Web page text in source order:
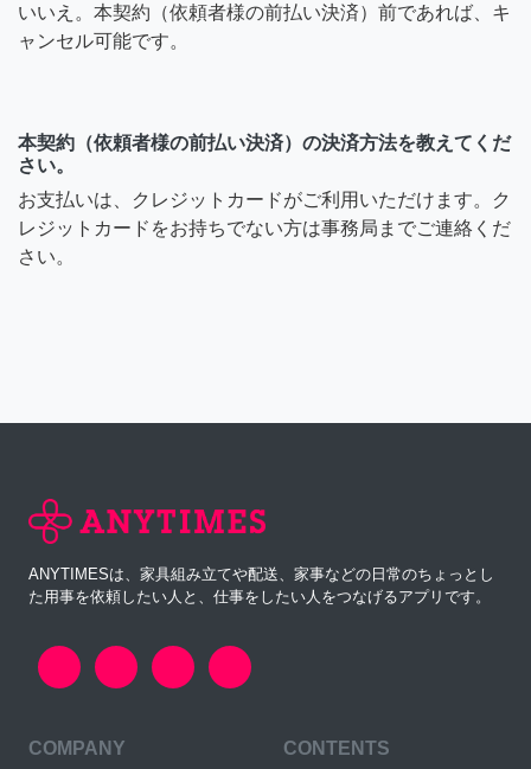
いいえ。本契約（依頼者様の前払い決済）前であれば、キ
ャンセル可能です。
本契約（依頼者様の前払い決済）の決済方法を教えてくだ
さい。
お支払いは、クレジットカードがご利用いただけます。ク
レジットカードをお持ちでない方は事務局までご連絡くだ
さい。
ANYTIMESは、家具組み立てや配送、家事などの日常のちょっとし
た用事を依頼したい人と、仕事をしたい人をつなげるアプリです。
COMPANY CONTENTS